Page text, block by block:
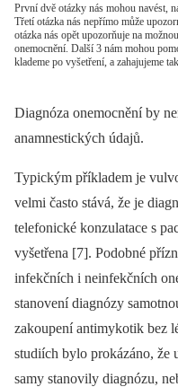
První dvě otázky nás mohou navést,
Třetí otázka nás nepřímo může
otázka nás opět upozorňuje na
onemocnění. Další 3 nám mohou
klademe po vyšetření, a zahajujeme
Diagnóza onemocnění by
anamnestických údajů.
Typickým příkladem je
velmi často stává, že je
telefonické konzulatace s
vyšetřena [7]. Podobné
infekčních i neinfekčních
stanovení diagnózy
zakoupení antimykotik bez
studiích bylo prokázáno, že
samy stanovily diagnózu,